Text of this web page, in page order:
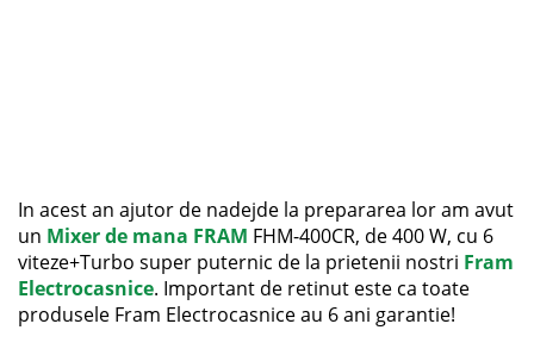
In acest an ajutor de nadejde la prepararea lor am avut
un Mixer de mana FRAM FHM-400CR, de 400 W, cu 6
viteze+Turbo super puternic de la prietenii nostri Fram
Electrocasnice. Important de retinut este ca toate
produsele Fram Electrocasnice au 6 ani garantie!